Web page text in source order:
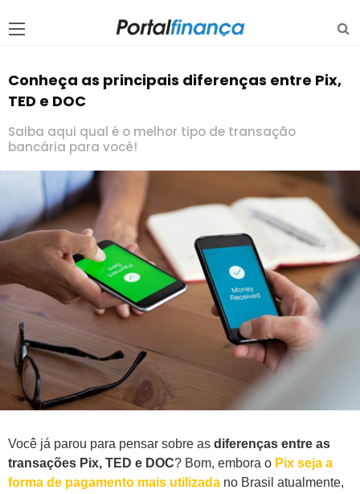
Conheça as principais diferenças entre Pix,
TED e DOC
Saiba aqui qual é o melhor tipo de transação
bancária para você!
Você já parou para pensar sobre as diferenças entre as
transações Pix, TED e DOC? Bom, embora o Pix seja a
forma de pagamento mais utilizada no Brasil atualmente,